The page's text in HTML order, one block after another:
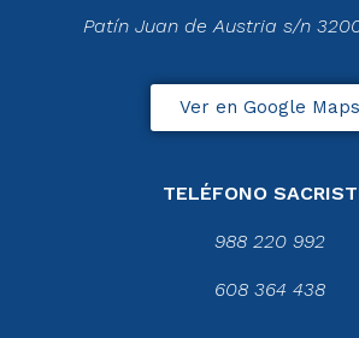
Patín Juan de Austria s/n
Ver en Google Maps
TELÉFONO
988 220 992
608 364 438